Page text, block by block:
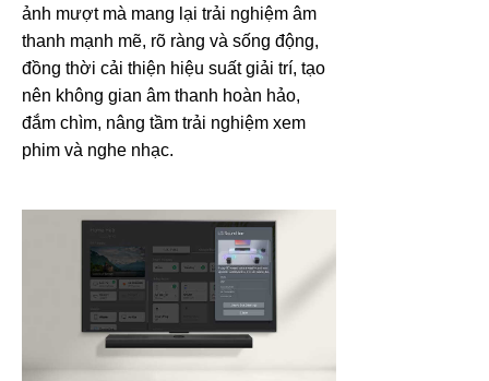
ảnh mượt mà mang lại trải nghiệm âm
thanh mạnh mẽ, rõ ràng và sống động,
đồng thời cải thiện hiệu suất giải trí, tạo
nên không gian âm thanh hoàn hảo,
đắm chìm, nâng tầm trải nghiệm xem
phim và nghe nhạc.